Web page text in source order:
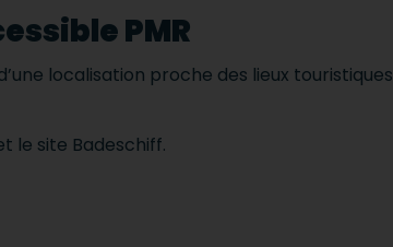
PMR
localisation proche des lieux touristiques
le site Badeschiff.